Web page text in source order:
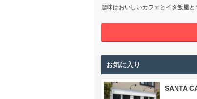
趣味はおいしいカフェとイタ飯屋と
お気に入り
SANTA